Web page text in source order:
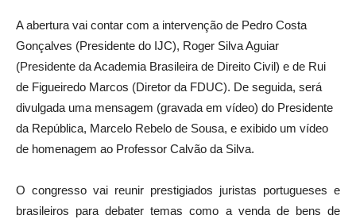
A abertura vai contar com a intervenção de Pedro Costa
Gonçalves (Presidente do IJC), Roger Silva Aguiar
(Presidente da Academia Brasileira de Direito Civil) e de Rui
de Figueiredo Marcos (Diretor da FDUC). De seguida, será
divulgada uma mensagem (gravada em vídeo) do Presidente
da República, Marcelo Rebelo de Sousa, e exibido um vídeo
de homenagem ao Professor Calvão da Silva.
O congresso vai reunir prestigiados juristas portugueses e
brasileiros para debater temas como a venda de bens de